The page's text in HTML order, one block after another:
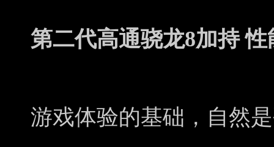
第二代高通骁龙8加持
游戏体验的基础，自然